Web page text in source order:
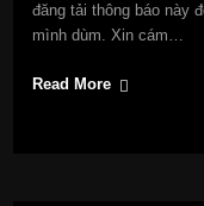
đăng tải thông báo này
mình dùm. Xin cám…
Read More